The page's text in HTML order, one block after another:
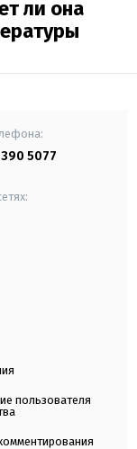
ли она
5077
пользователя